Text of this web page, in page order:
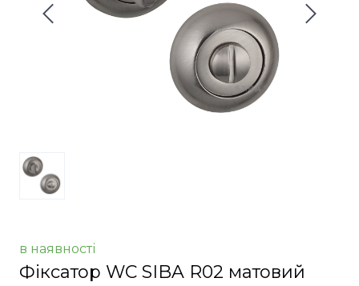
в наявності
Фіксатор WC SIBA R02 матовий